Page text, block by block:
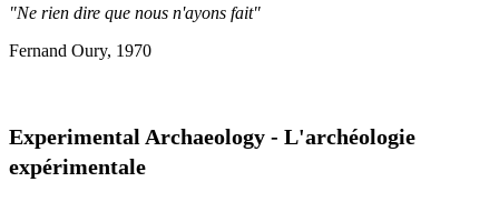
"Ne rien dire que nous n'ayons fait"
Fernand Oury, 1970
Experimental Archaeology - L'archéologie
expérimentale